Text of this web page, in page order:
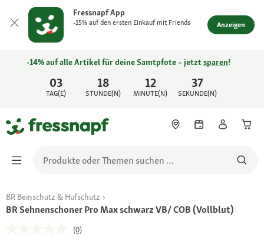
Fressnapf App
-15% auf den ersten Einkauf mit Friends Anzeigen
03
TAG(E)
18
STUNDE(N)
12
MINUTE(N)
37
SEKUNDE(N)
-14% auf alle Artikel für deine Samtpfote – jetztsparen!
BR Beinschutz & Hufschutz
BR Sehnenschoner Pro Max schwarz VB/ COB (Vollblut)
(0)